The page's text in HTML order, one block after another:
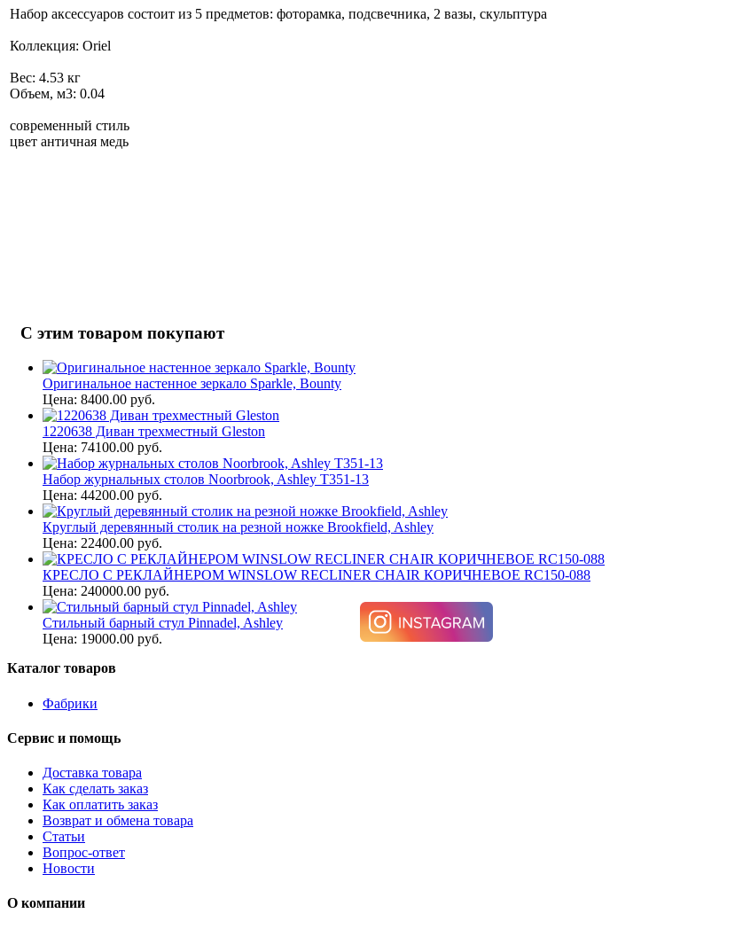
Набор аксессуаров состоит из 5 предметов: фоторамка, подсвечника, 2 вазы, скульптура
Коллекция: Oriel
Вес: 4.53 кг
Объем, м3: 0.04
современный стиль
цвет античная медь
С этим товаром покупают
Оригинальное настенное зеркало Sparkle, Bounty
Цена: 8400.00 руб.
1220638 Диван трехместный Gleston
Цена: 74100.00 руб.
Набор журнальных столов Noorbrook, Ashley T351-13
Цена: 44200.00 руб.
Круглый деревянный столик на резной ножке Brookfield, Ashley
Цена: 22400.00 руб.
КРЕСЛО С РЕКЛАЙНЕРОМ WINSLOW RECLINER CHAIR КОРИЧНЕВОЕ RC150-088
Цена: 240000.00 руб.
Стильный барный стул Pinnadel, Ashley
Цена: 19000.00 руб.
Каталог товаров
Фабрики
Сервис и помощь
Доставка товара
Как сделать заказ
Как оплатить заказ
Возврат и обмена товара
Статьи
Вопрос-ответ
Новости
О компании